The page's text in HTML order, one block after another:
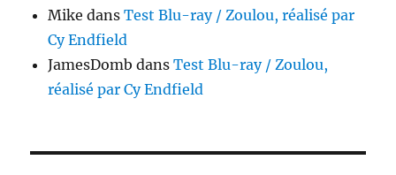
Mike dansTest Blu-ray / Zoulou, réalisé par
Cy Endfield
JamesDomb dansTest Blu-ray / Zoulou,
réalisé par Cy Endfield